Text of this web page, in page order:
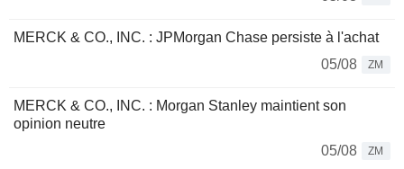
MERCK & CO., INC. : JPMorgan Chase persiste à l'achat
05/08
ZM
MERCK & CO., INC. : Morgan Stanley maintient son
opinion neutre
05/08
ZM